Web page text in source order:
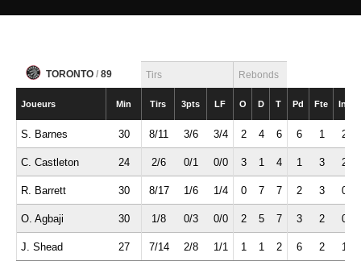
TORONTO / 89 Tirs Rebonds
Joueurs Min Tirs 3pts LF O D T Pd Fte Int
S. Barnes 30 8/11 3/6 3/4 2 4 6 6 1 2
C. Castleton 24 2/6 0/1 0/0 3 1 4 1 3 2
R. Barrett 30 8/17 1/6 1/4 0 7 7 2 3 0
O. Agbaji 30 1/8 0/3 0/0 2 5 7 3 2 0
J. Shead 27 7/14 2/8 1/1 1 1 2 6 2 1